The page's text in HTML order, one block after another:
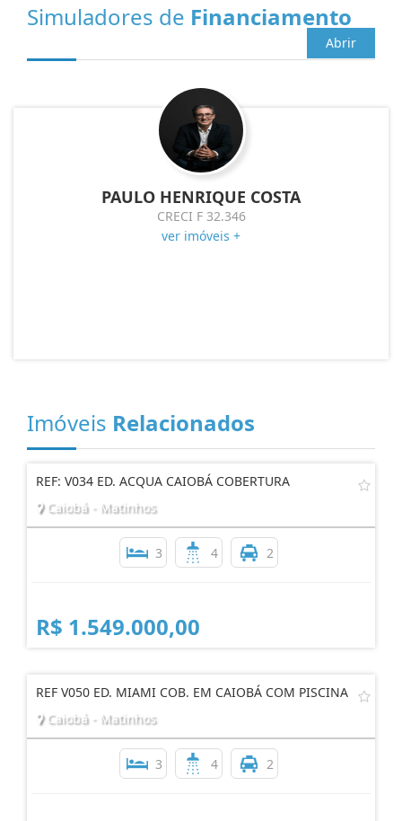
Simuladores de Financiamento
Abrir
PAULO HENRIQUE COSTA
CRECI F 32.346
ver imóveis +
Imóveis Relacionados
REF: V034 ED. ACQUA CAIOBÁ COBERTURA
Caiobá - Matinhos
3 4 2
R$ 1.549.000,00
REF V050 ED. MIAMI COB. EM CAIOBÁ COM PISCINA
Caiobá - Matinhos
3 4 2